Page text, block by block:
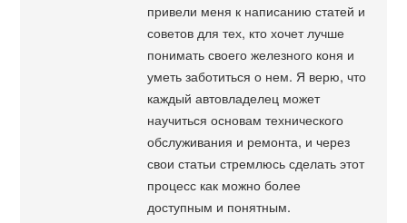
привели меня к написанию статей и
советов для тех, кто хочет лучше
понимать своего железного коня и
уметь заботиться о нем. Я верю, что
каждый автовладелец может
научиться основам технического
обслуживания и ремонта, и через
свои статьи стремлюсь сделать этот
процесс как можно более
доступным и понятным.